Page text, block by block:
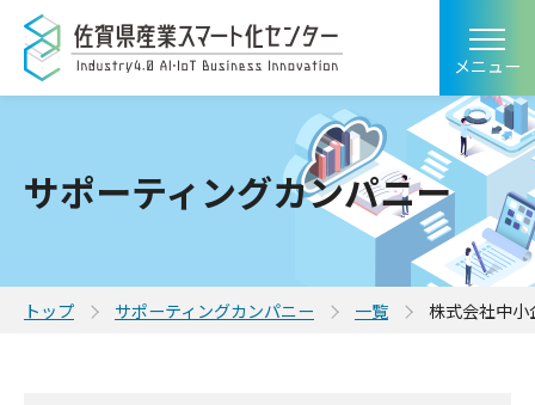
メニュー
サポーティングカンパニー
トップ サポーティングカンパニー 一覧 株式会社中